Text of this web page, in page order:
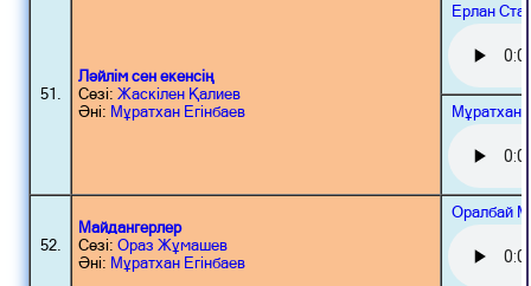
51.
Ләйлім сен екенсің
Сөзі: Жаскілен Қалиев
Әні: Мұратхан Егінбаев
Ерлан
Мұратхан
52.
Майдангерлер
Сөзі: Ораз Жұмашев
Әні: Мұратхан Егінбаев
Оралбай